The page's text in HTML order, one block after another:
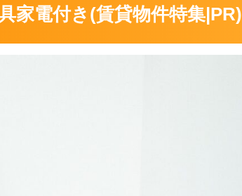
家電付き(賃貸物件特集|PR)